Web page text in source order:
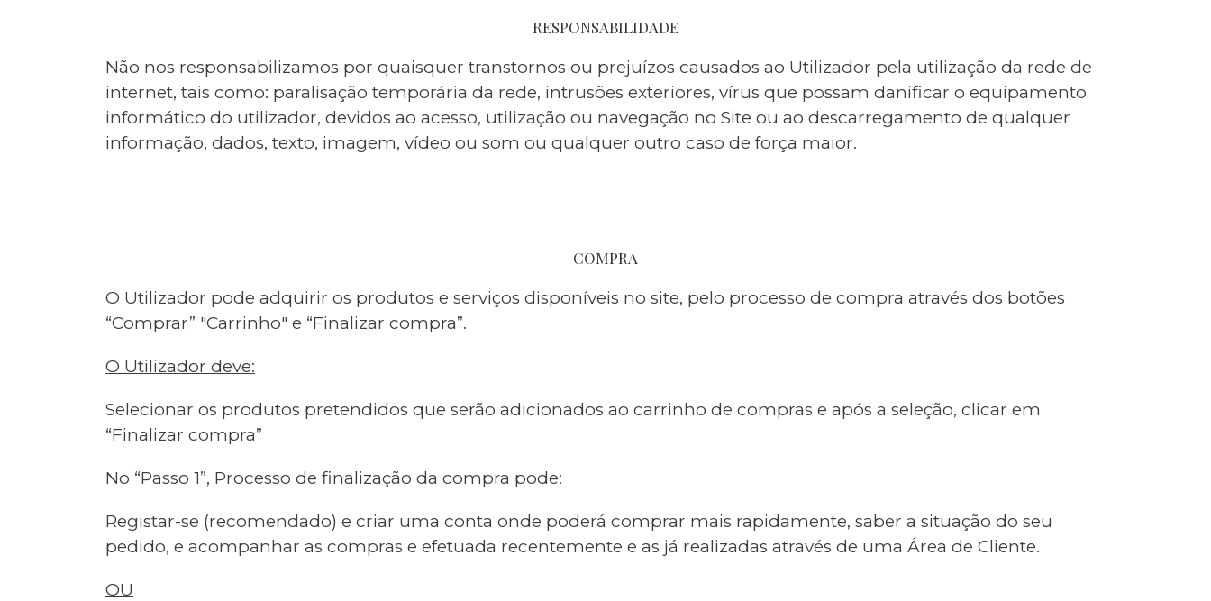
RESPONSABILIDADE
Não nos responsabilizamos por quaisquer transtornos ou prejuízos causados ao Utilizador pela utilização da rede de
internet, tais como: paralisação temporária da rede, intrusões exteriores, vírus que possam danificar o equipamento
informático do utilizador, devidos ao acesso, utilização ou navegação no Site ou ao descarregamento de qualquer
informação, dados, texto, imagem, vídeo ou som ou qualquer outro caso de força maior.
COMPRA
O Utilizador pode adquirir os produtos e serviços disponíveis no site, pelo processo de compra através dos botões
“Comprar” "Carrinho" e “Finalizar compra”.
O Utilizador deve:
Selecionar os produtos pretendidos que serão adicionados ao carrinho de compras e após a seleção, clicar em
“Finalizar compra”
No “Passo 1”, Processo de finalização da compra pode:
Registar-se (recomendado) e criar uma conta onde poderá comprar mais rapidamente, saber a situação do seu
pedido, e acompanhar as compras e efetuada recentemente e as já realizadas através de uma Área de Cliente.
OU